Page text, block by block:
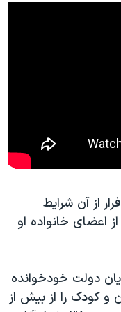
از آن شرایط
اعضای خانواده او
دولت خودخوانده
و کودک را از بیش از